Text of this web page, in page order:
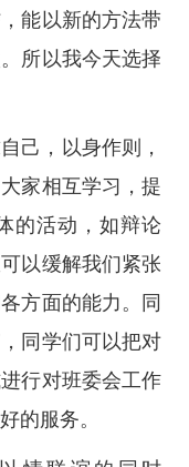
能以新的方法带
所以我今天选择
己，以身作则，
家相互学习，提
的活动，如辩论
以缓解我们紧张
方面的能力。同
同学们可以把对
行对班委会工作
的服务。